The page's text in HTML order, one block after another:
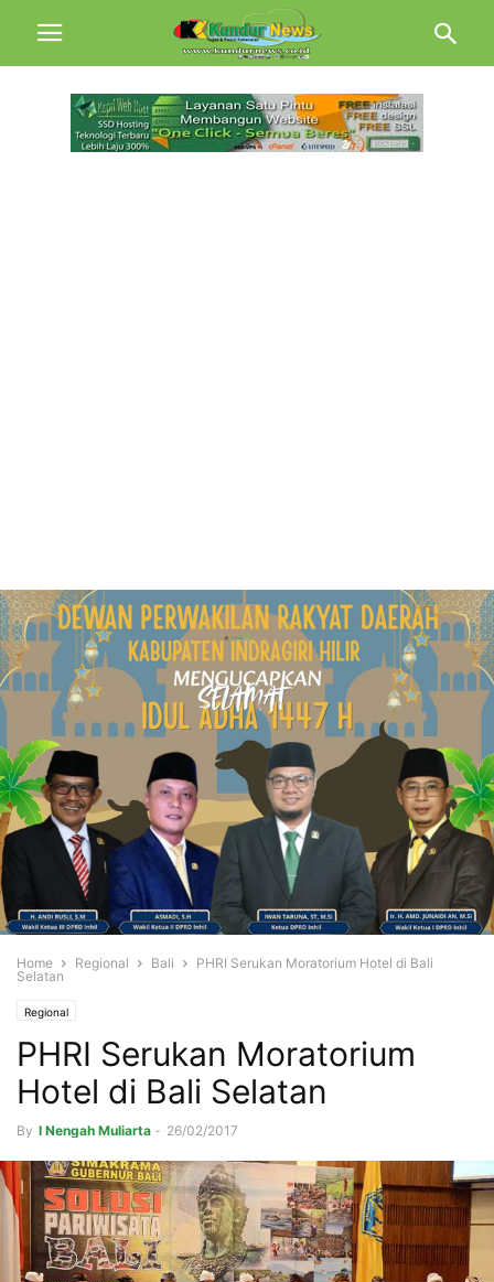
Home Regional Bali
PHRI Serukan Moratorium Hotel di Bali
Selatan
Regional
PHRI Serukan Moratorium
Hotel di Bali Selatan
By I Nengah Muliarta - 26/02/2017